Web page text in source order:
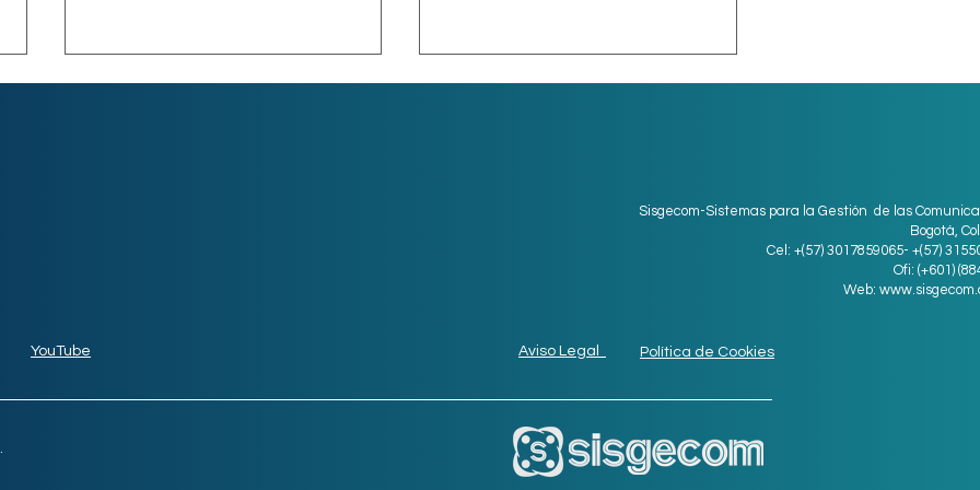
Sisgecom-Sistemas para la Gestión de las
Bogotá,
Cel: +(57) 3017859065- +(57)
Ofi: (+601)
Web:
YouTube Aviso Legal Política de Cookies